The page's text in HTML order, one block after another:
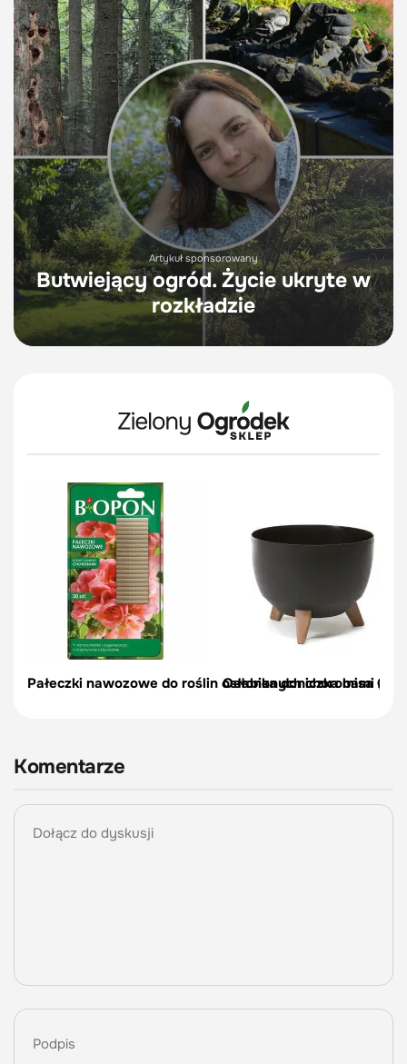
Artykuł sponsorowany
Butwiejący ogród. Życie ukryte w
rozkładzie
Pałeczki nawozowe do roślin osłabionych chorobami 20
Osłonka doniczka misa
Komentarze